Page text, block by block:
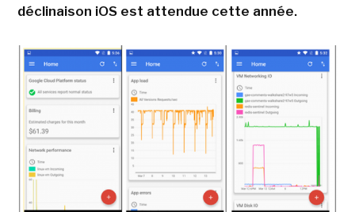
déclinaison iOS est attendue cette année.